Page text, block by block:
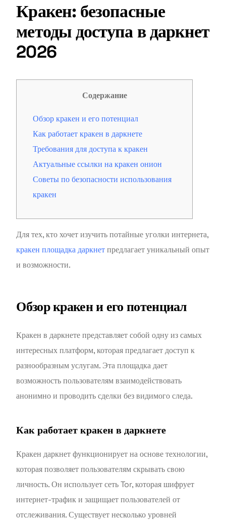
Кракен: безопасные
методы доступа в даркнет
2026
Содержание
Обзор кракен и его потенциал
Как работает кракен в даркнете
Требования для доступа к кракен
Актуальные ссылки на кракен онион
Советы по безопасности использования
кракен
Для тех, кто хочет изучить потайные уголки интернета,
кракен площадка даркнетпредлагает уникальный опыт
и возможности.
Обзор кракен и его потенциал
Кракен в даркнете представляет собой одну из самых
интересных платформ, которая предлагает доступ к
разнообразным услугам. Эта площадка дает
возможность пользователям взаимодействовать
анонимно и проводить сделки без видимого следа.
Как работает кракен в даркнете
Кракен даркнет функционирует на основе технологии,
которая позволяет пользователям скрывать свою
личность. Он использует сеть Tor, которая шифрует
интернет-трафик и защищает пользователей от
отслеживания. Существует несколько уровней